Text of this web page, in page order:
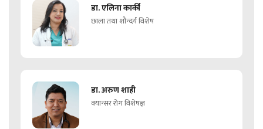
डा. एलिना कार्की
छाला तथा शौन्दर्य विशेष
डा. अरुण शाही
क्यान्सर रोग विशेषज्ञ